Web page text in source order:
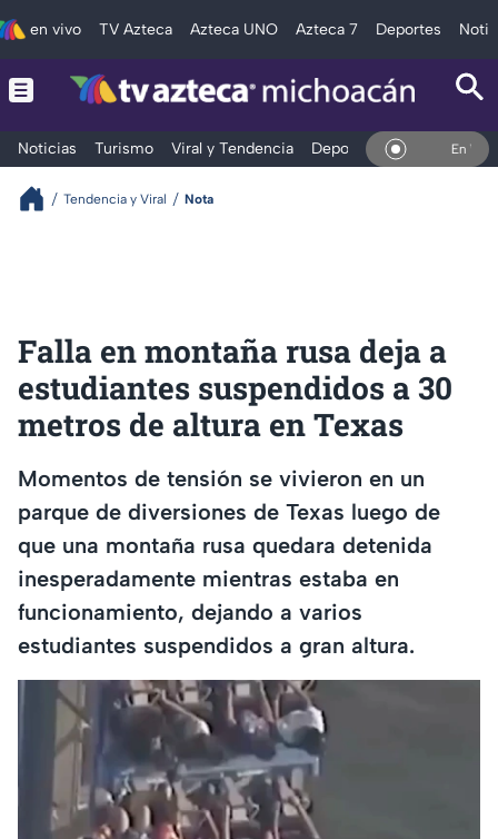
en vivo TV Azteca Azteca UNO Azteca 7 Deportes
Noticias Turismo Viral y Tendencia Deportes Espectáculos
En Vivo
Tendencia y Viral Nota
Falla en montaña rusa deja a
estudiantes suspendidos a 30
metros de altura en Texas
Momentos de tensión se vivieron en un
parque de diversiones de Texas luego de
que una montaña rusa quedara detenida
inesperadamente mientras estaba en
funcionamiento, dejando a varios
estudiantes suspendidos a gran altura.